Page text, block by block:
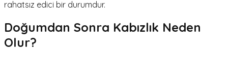
rahatsız edici bir durumdur.
Doğumdan Sonra Kabızlık Neden
Olur?